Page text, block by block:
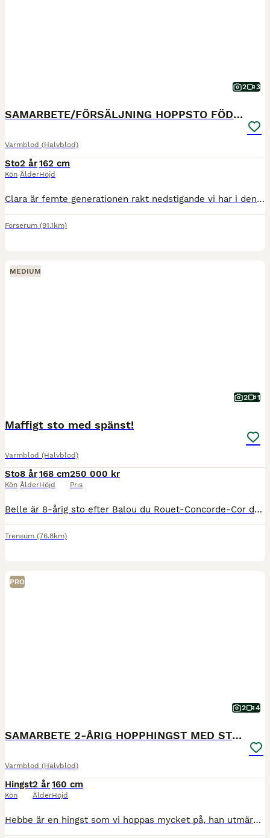
2 3
SAMARBETE/FÖRSÄLJNING HOPPSTO FÖDD 2024
Varmblod (Halvblod)
Sto
Kön
2 år
Ålder
162 cm
Höjd
Clara är femte generationen rakt nedstigande vi har i denna stostam. Jag söker i första hand ett samarbete med en ryttare som siktar på de högre klasserna i hoppning, men om jag inte hittar en ryttare
Forserum (91.1km)
MEDIUM
2 1
Maffigt sto med spänst!
Varmblod (Halvblod)
Sto
Kön
8 år
Ålder
168 cm
Höjd
250 000 kr
Pris
Belle är 8-årig sto efter Balou du Rouet-Concorde-Cor de la bryere✨ Nu finns det möjlighet att köpa en riktigt fin och maffig häst med ett härligt temperament. Belle har en taktfast galopp, och tryck
Trensum (76.8km)
PRO
2 4
SAMARBETE 2-ÅRIG HOPPHINGST MED STORA KVALITETER!
Varmblod (Halvblod)
Hingst
Kön
2 år
Ålder
160 cm
Höjd
Hebbe är en hingst som vi hoppas mycket på, han utmärkte sig redan som föl med sin utstrålning och sitt sätt. Jag söker någon som är intresserad att ev visa honom som hingst, men framförallt någon som